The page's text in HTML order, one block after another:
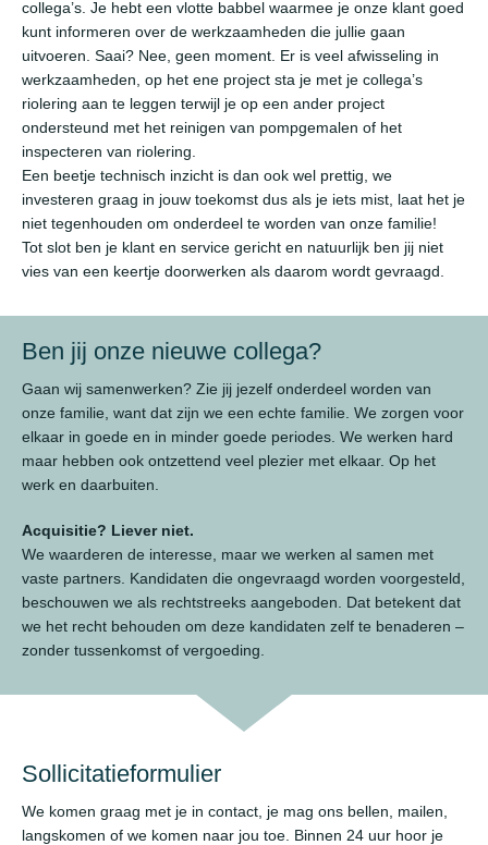
collega’s. Je hebt een vlotte babbel waarmee je onze klant goed
kunt informeren over de werkzaamheden die jullie gaan
uitvoeren. Saai? Nee, geen moment. Er is veel afwisseling in
werkzaamheden, op het ene project sta je met je collega’s
riolering aan te leggen terwijl je op een ander project
ondersteund met het reinigen van pompgemalen of het
inspecteren van riolering.
Een beetje technisch inzicht is dan ook wel prettig, we
investeren graag in jouw toekomst dus als je iets mist, laat het je
niet tegenhouden om onderdeel te worden van onze familie!
Tot slot ben je klant en service gericht en natuurlijk ben jij niet
vies van een keertje doorwerken als daarom wordt gevraagd.
Ben jij onze nieuwe collega?
Gaan wij samenwerken? Zie jij jezelf onderdeel worden van
onze familie, want dat zijn we een echte familie. We zorgen voor
elkaar in goede en in minder goede periodes. We werken hard
maar hebben ook ontzettend veel plezier met elkaar. Op het
werk en daarbuiten.
Acquisitie? Liever niet.
We waarderen de interesse, maar we werken al samen met
vaste partners. Kandidaten die ongevraagd worden voorgesteld,
beschouwen we als rechtstreeks aangeboden. Dat betekent dat
we het recht behouden om deze kandidaten zelf te benaderen –
zonder tussenkomst of vergoeding.
Sollicitatieformulier
We komen graag met je in contact, je mag ons bellen, mailen,
langskomen of we komen naar jou toe. Binnen 24 uur hoor je